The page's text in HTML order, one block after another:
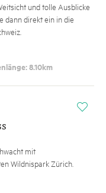
und tolle Ausblicke
dann direkt ein in die
8.10km
i
mit
Wildnispark Zürich.